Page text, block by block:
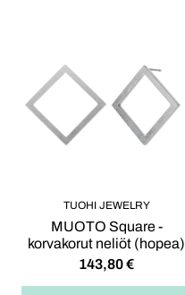
TUOHI JEWELRY
MUOTO Square -
korvakorut neliöt (hopea)
143,80€